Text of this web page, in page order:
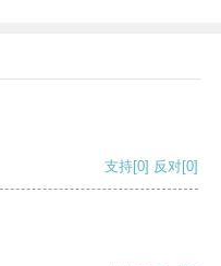
支持[0] 反对[0]